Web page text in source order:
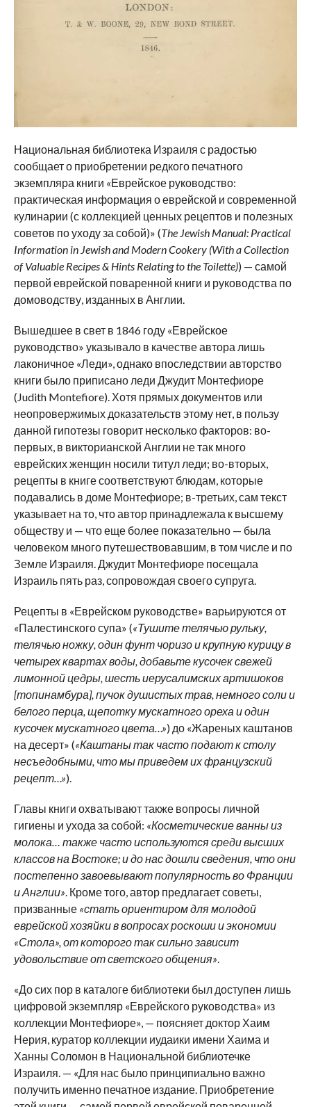
Национальная библиотека Израиля с радостью
сообщает о приобретении редкого печатного
экземпляра книги «Еврейское руководство:
практическая информация о еврейской и современной
кулинарии (с коллекцией ценных рецептов и полезных
советов по уходу за собой)» (The Jewish Manual: Practical
Information in Jewish and Modern Cookery (With a Collection
of Valuable Recipes & Hints Relating to the Toilette)) — самой
первой еврейской поваренной книги и руководства по
домоводству, изданных в Англии.
Вышедшее в свет в 1846 году «Еврейское
руководство» указывало в качестве автора лишь
лаконичное «Леди», однако впоследствии авторство
книги было приписано леди Джудит Монтефиоре
(Judith Montefiore). Хотя прямых документов или
неопровержимых доказательств этому нет, в пользу
данной гипотезы говорит несколько факторов: во-
первых, в викторианской Англии не так много
еврейских женщин носили титул леди; во-вторых,
рецепты в книге соответствуют блюдам, которые
подавались в доме Монтефиоре; в-третьих, сам текст
указывает на то, что автор принадлежала к высшему
обществу и — что еще более показательно — была
человеком много путешествовавшим, в том числе и по
Земле Израиля. Джудит Монтефиоре посещала
Израиль пять раз, сопровождая своего супруга.
Рецепты в «Еврейском руководстве» варьируются от
«Палестинского супа» («Тушите телячью рульку,
телячью ножку, один фунт чоризо и крупную курицу в
четырех квартах воды, добавьте кусочек свежей
лимонной цедры, шесть иерусалимских артишоков
[топинамбура], пучок душистых трав, немного соли и
белого перца, щепотку мускатного ореха и один
кусочек мускатного цвета…») до «Жареных каштанов
на десерт» («Каштаны так часто подают к столу
несъедобными, что мы приведем их французский
рецепт…»).
Главы книги охватывают также вопросы личной
гигиены и ухода за собой: «Косметические ванны из
молока… также часто используются среди высших
классов на Востоке; и до нас дошли сведения, что они
постепенно завоевывают популярность во Франции
и Англии». Кроме того, автор предлагает советы,
призванные «стать ориентиром для молодой
еврейской хозяйки в вопросах роскоши и экономии
«Стола», от которого так сильно зависит
удовольствие от светского общения».
«До сих пор в каталоге библиотеки был доступен лишь
цифровой экземпляр «Еврейского руководства» из
коллекции Монтефиоре», — поясняет доктор Хаим
Нерия, куратор коллекции иудаики имени Хаима и
Ханны Соломон в Национальной библиотечке
Израиля. — «Для нас было принципиально важно
получить именно печатное издание. Приобретение